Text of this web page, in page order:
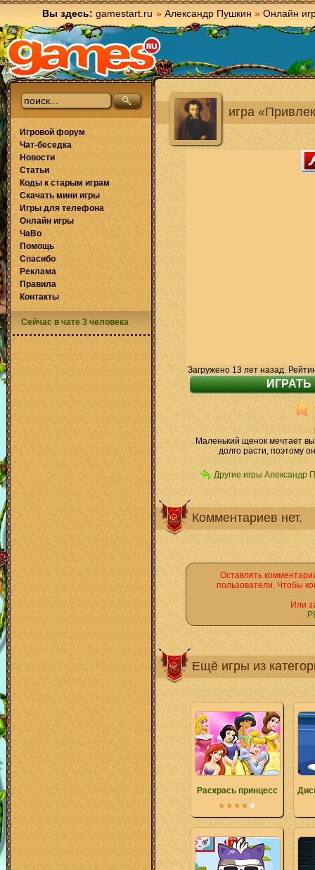
Вы здесь: gamestart.ru » Александр Пушкин » Онлайн
игра
Загружено 13 лет назад.
Маленький щенок мечтает
долго расти, поэтому
Другие игры Александр
Комментариев нет.
Оставлять
пользователи. Чтобы
Или
Ещё игры из
Раскрась принцесс
Игровой форум
Чат-беседка
Новости
Статьи
Коды к старым играм
Скачать мини игры
Игры для телефона
Онлайн игры
ЧаВо
Помощь
Спасибо
Реклама
Правила
Контакты
Сейчас в чате 3 человека